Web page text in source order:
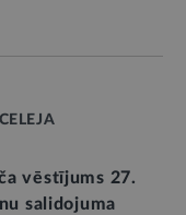
vēstījums 27.
salidojuma